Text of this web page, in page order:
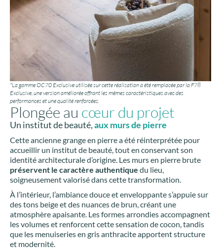
*La gamme OC70 Exclusive utilisée sur cette réalisation a été remplacée par la F78
Exclusive, une version améliorée offrant les mêmes caractéristiques avec des
performances et une qualité renforcées.
Plongée au cœur du projet
Un institut de beauté,aux murs de pierre
Cette ancienne grange en pierre a été réinterprétée pour
accueillir un institut de beauté, tout en conservant son
identité architecturale d’origine. Les murs en pierre brute
préservent le caractère authentique du lieu,
soigneusement valorisé dans cette transformation.
À l’intérieur, l’ambiance douce et enveloppante s’appuie sur
des tons beige et des nuances de brun, créant une
atmosphère apaisante. Les formes arrondies accompagnent
les volumes et renforcent cette sensation de cocon, tandis
que les menuiseries en gris anthracite apportent structure
et modernité.